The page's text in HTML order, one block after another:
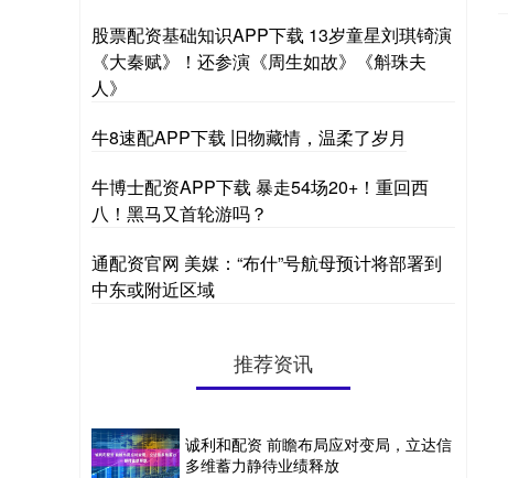
股票配资基础知识APP下载 13岁童星刘琪锜演
《大秦赋》！还参演《周生如故》《斛珠夫
人》
牛8速配APP下载 旧物藏情，温柔了岁月
牛博士配资APP下载 暴走54场20+！重回西
八！黑马又首轮游吗？
通配资官网 美媒：“布什”号航母预计将部署到
中东或附近区域
推荐资讯
诚利和配资 前瞻布局应对变局，立达信
多维蓄力静待业绩释放